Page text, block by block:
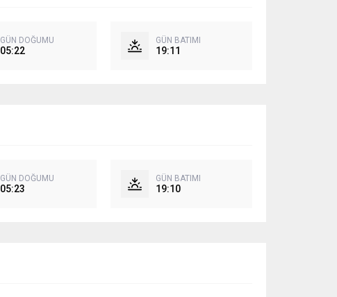
GÜN DOĞUMU
05:22
GÜN BATIMI
19:11
GÜN DOĞUMU
05:23
GÜN BATIMI
19:10